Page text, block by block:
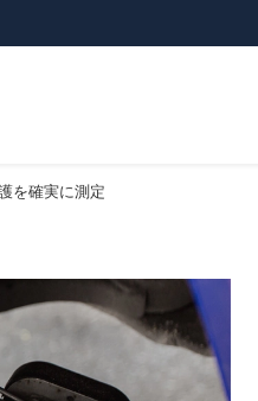
を確実に測定